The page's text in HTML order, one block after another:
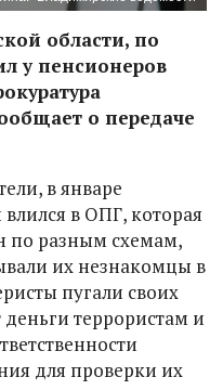
области, по
у пенсионеров
о передаче
в январе
в ОПГ, которая
по разным схемам,
их незнакомцы в
пугали своих
деньги террористам и
для проверки их